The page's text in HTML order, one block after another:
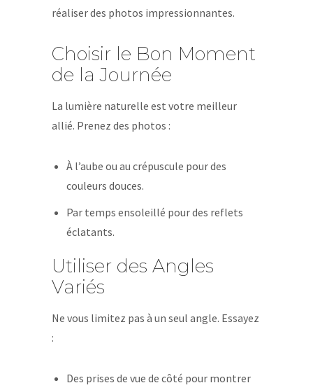
réaliser des photos impressionnantes.
Choisir le Bon Moment
de la Journée
La lumière naturelle est votre meilleur
allié. Prenez des photos :
À l’aube ou au crépuscule pour des
couleurs douces.
Par temps ensoleillé pour des reflets
éclatants.
Utiliser des Angles
Variés
Ne vous limitez pas à un seul angle. Essayez
:
Des prises de vue de côté pour montrer